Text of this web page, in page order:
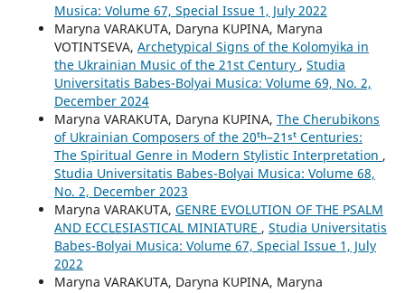
Musica: Volume 67, Special Issue 1, July 2022
Maryna VARAKUTA, Daryna KUPINA, Maryna
VOTINTSEVA, Archetypical Signs of the Kolomyika in
the Ukrainian Music of the 21st Century , Studia
Universitatis Babes-Bolyai Musica: Volume 69, No. 2,
December 2024
Maryna VARAKUTA, Daryna KUPINA, The Cherubikons
of Ukrainian Composers of the 20ᵗʰ–21ˢᵗ Centuries:
The Spiritual Genre in Modern Stylistic Interpretation ,
Studia Universitatis Babes-Bolyai Musica: Volume 68,
No. 2, December 2023
Maryna VARAKUTA, GENRE EVOLUTION OF THE PSALM
AND ECCLESIASTICAL MINIATURE , Studia Universitatis
Babes-Bolyai Musica: Volume 67, Special Issue 1, July
2022
Maryna VARAKUTA, Daryna KUPINA, Maryna